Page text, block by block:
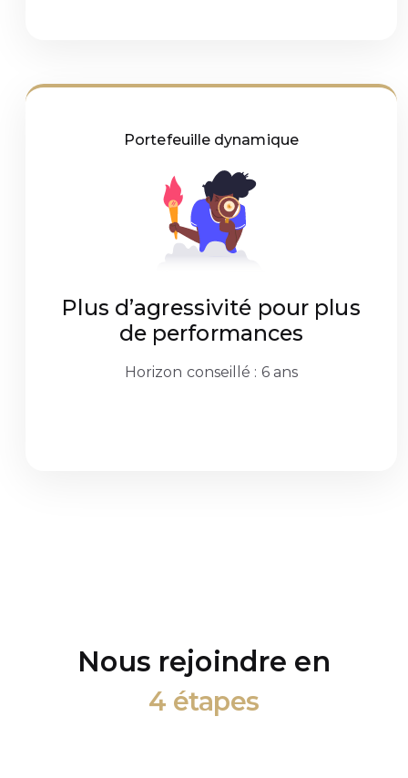
Portefeuille dynamique
Plus d’agressivité pour plus
de performances
Horizon conseillé : 6 ans
Nous rejoindre en
4 étapes